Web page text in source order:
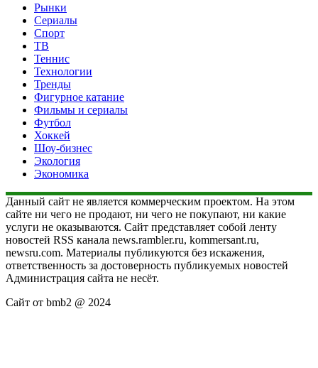
Рынки
Сериалы
Спорт
ТВ
Теннис
Технологии
Тренды
Фигурное катание
Фильмы и сериалы
Футбол
Хоккей
Шоу-бизнес
Экология
Экономика
Данный сайт не является коммерческим проектом. На этом
сайте ни чего не продают, ни чего не покупают, ни какие
услуги не оказываются. Сайт представляет собой ленту
новостей RSS канала news.rambler.ru, kommersant.ru,
newsru.com. Материалы публикуются без искажения,
ответственность за достоверность публикуемых новостей
Администрация сайта не несёт.
Сайт от bmb2 @ 2024